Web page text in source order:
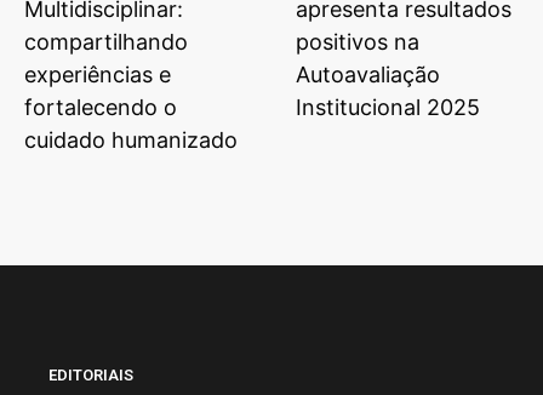
Multidisciplinar:
compartilhando
experiências e
fortalecendo o
apresenta resultados
positivos na
Autoavaliação